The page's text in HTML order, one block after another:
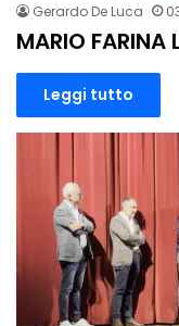
Gerardo De Luca
MARIO FARINA
Leggi tutto